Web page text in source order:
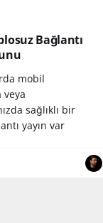
Bağlantı
mobil
veya
sağlıklı bir
yayın var